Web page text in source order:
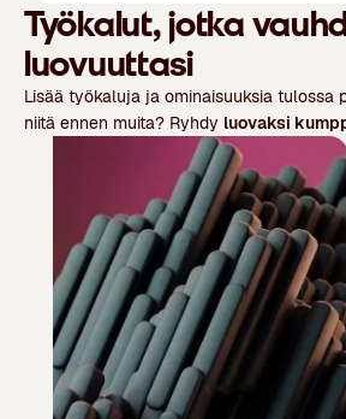
Työkalut, jotka
luovuuttasi
Lisää työkaluja ja ominaisuuksia tulossa
niitä ennen muita? Ryhdy luovaksi